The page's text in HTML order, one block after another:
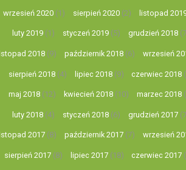
wrzesień 2020 (1) sierpień 2020 (2) listopad
luty 2019 (1) styczeń 2019 (5) grudzień 2018
2018 (9) październik 2018 (6) wrzesień
sierpień 2018(4) lipiec 2018(9) czerwiec 2018
maj 2018 (12) kwiecień 2018 (10) marzec 2018
luty 2018 (4) styczeń 2018 (6) grudzień 2017
2017 (8) październik 2017 (7) wrzesień
sierpień 2017(8) lipiec 2017(18) czerwiec 2017